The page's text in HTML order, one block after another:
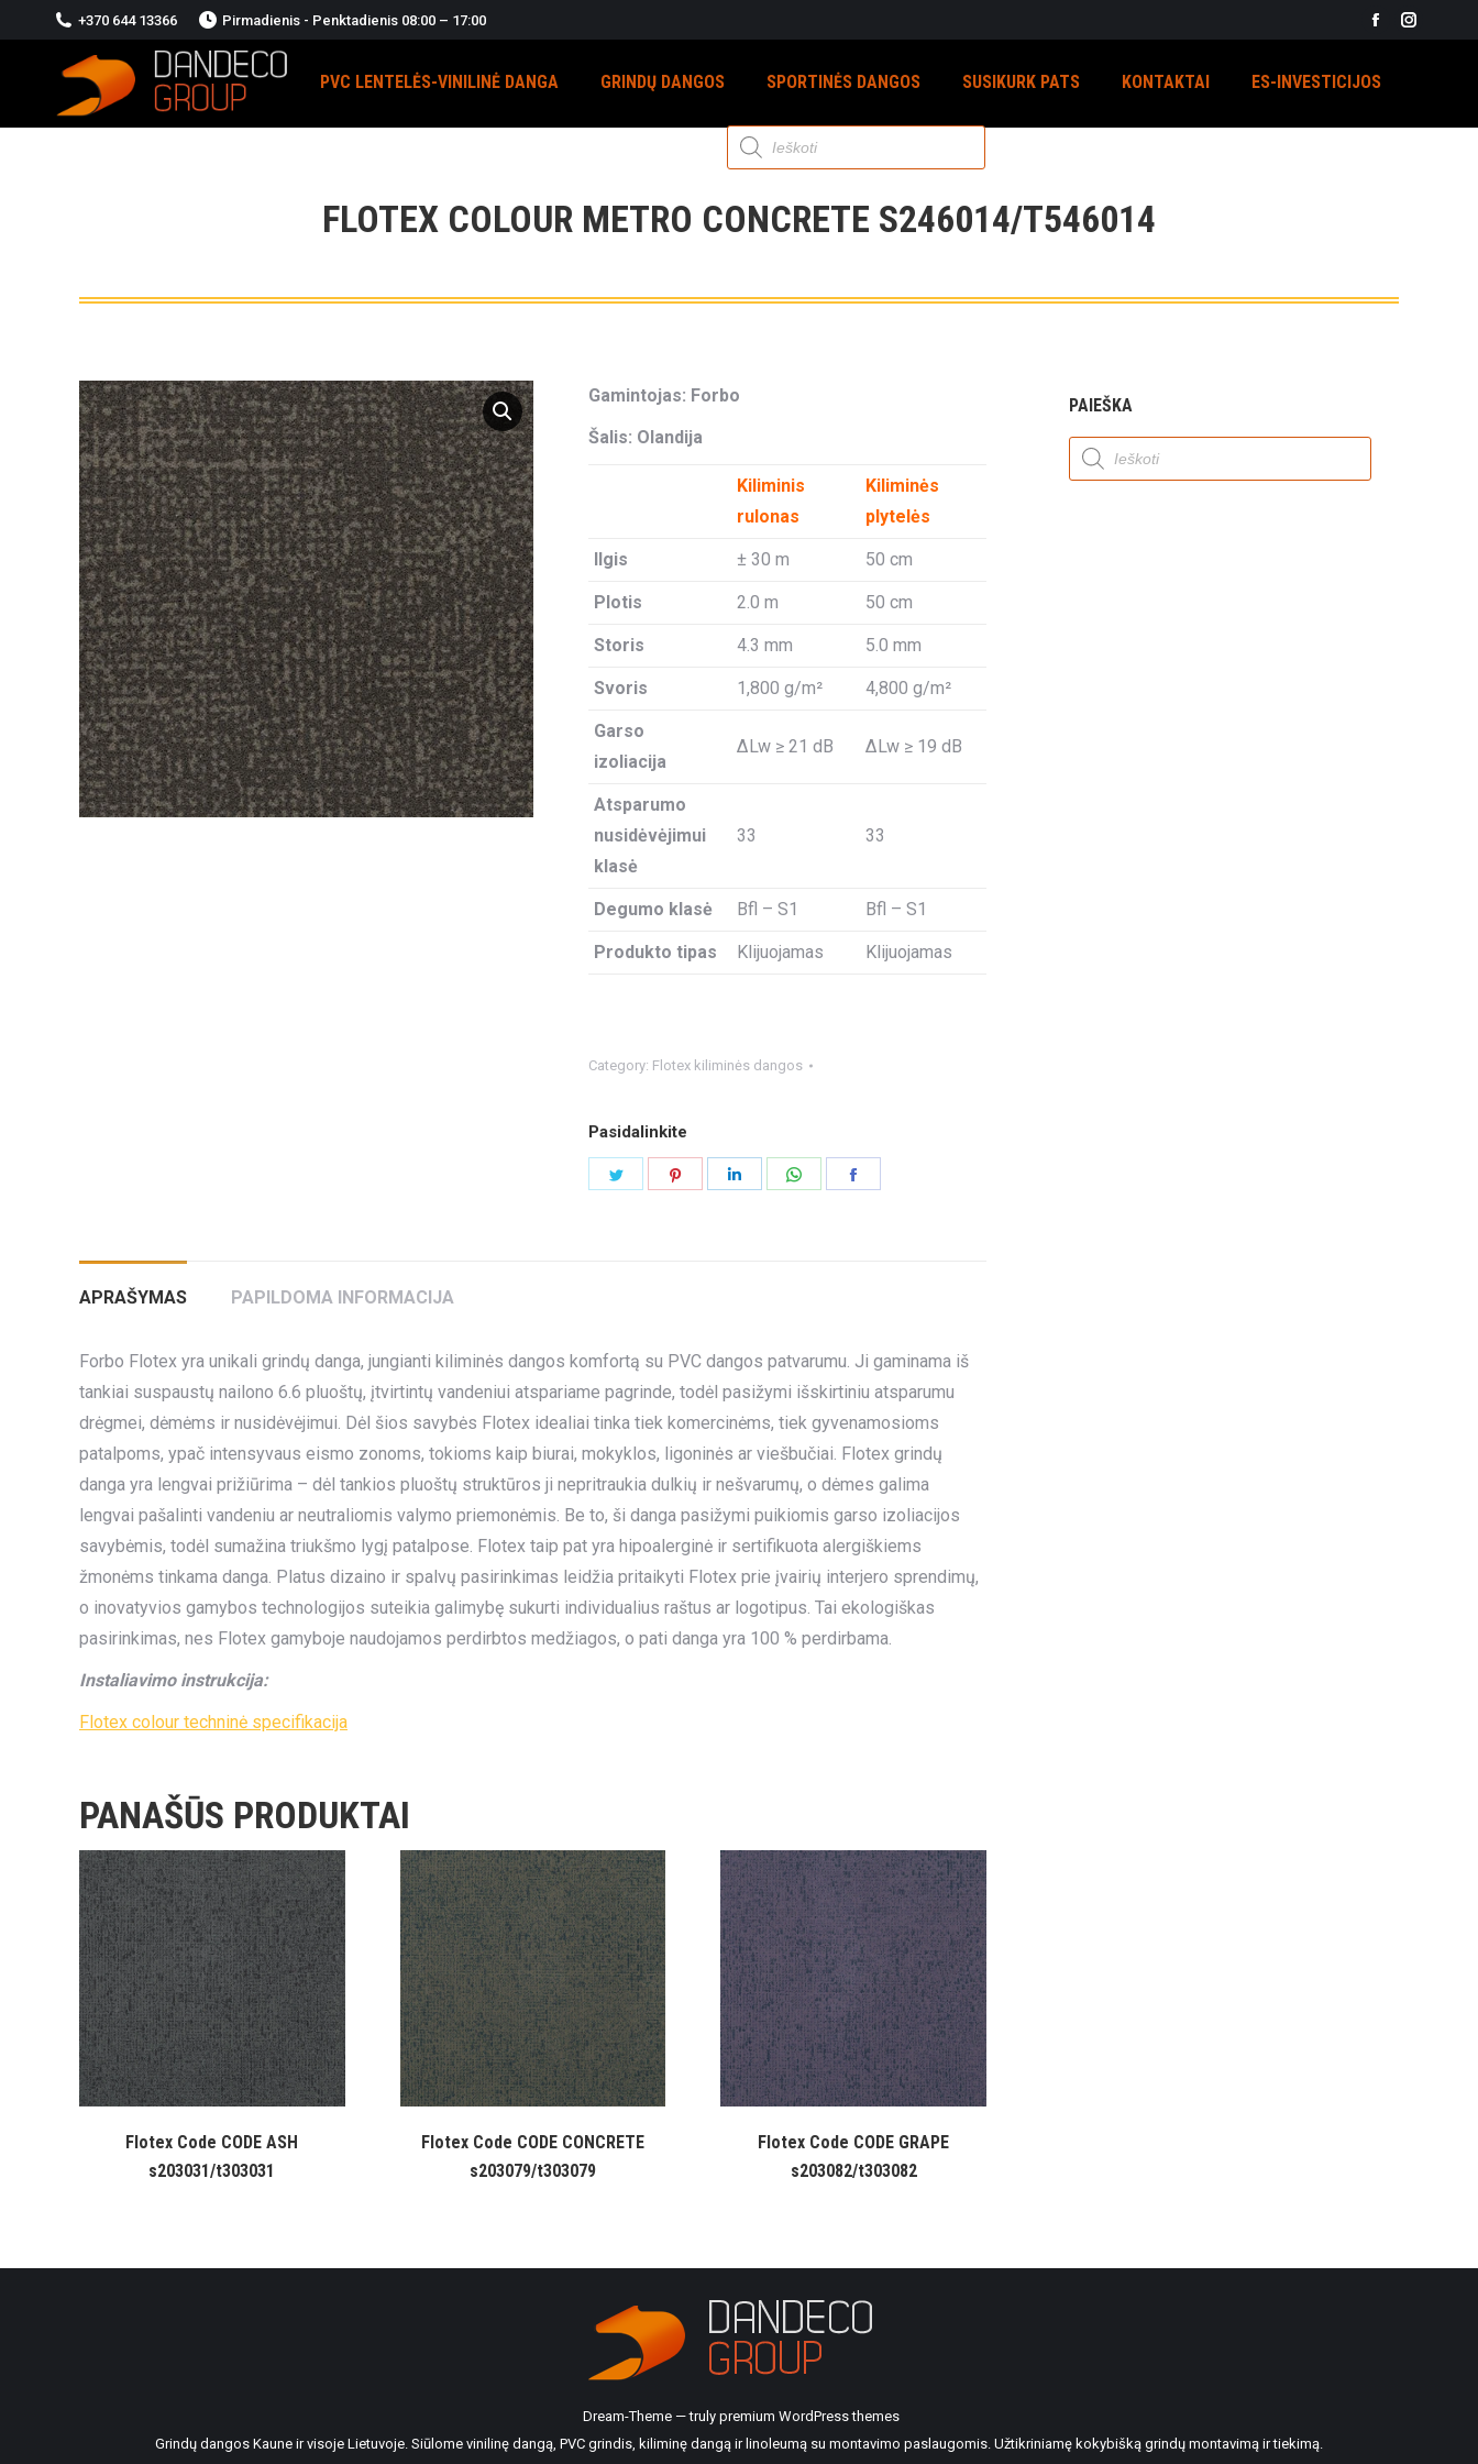
+370 644 13366 Pirmadienis - Penktadienis 08:00 – 17:00
Facebook
opens
PVC LENTELĖS-VINILINĖ DANGA GRINDŲ DANGOS SPORTINĖS DANGOS SUSIKURK PATS KONTAKTAI ES-INVESTICIJOS
Products
search
FLOTEX COLOUR METRO CONCRETE S246014/T546014
Gamintojas: Forbo
Šalis: Olandija
Kiliminis
rulonas
Kiliminės
plytelės
Ilgis ± 30 m 50 cm
Plotis 2.0 m 50 cm
Storis 4.3 mm 5.0 mm
Svoris 1,800 g/m² 4,800 g/m²
Garso
izoliacija
ΔLw ≥ 21 dB ΔLw ≥ 19 dB
Atsparumo
nusidėvėjimui
klasė
33 33
Degumo klasė Bfl – S1 Bfl – S1
Produkto tipas Klijuojamas Klijuojamas
Category: Flotex kiliminės dangos
Pasidalinkite
Share
Share
APRAŠYMAS PAPILDOMA INFORMACIJA
Forbo Flotex yra unikali grindų danga, jungianti kiliminės dangos komfortą su PVC dangos patvarumu. Ji gaminama iš
tankiai suspaustų nailono 6.6 pluoštų, įtvirtintų vandeniui atspariame pagrinde, todėl pasižymi išskirtiniu atsparumu
drėgmei, dėmėms ir nusidėvėjimui. Dėl šios savybės Flotex idealiai tinka tiek komercinėms, tiek gyvenamosioms
patalpoms, ypač intensyvaus eismo zonoms, tokioms kaip biurai, mokyklos, ligoninės ar viešbučiai. Flotex grindų
danga yra lengvai prižiūrima – dėl tankios pluoštų struktūros ji nepritraukia dulkių ir nešvarumų, o dėmes galima
lengvai pašalinti vandeniu ar neutraliomis valymo priemonėmis. Be to, ši danga pasižymi puikiomis garso izoliacijos
savybėmis, todėl sumažina triukšmo lygį patalpose. Flotex taip pat yra hipoalerginė ir sertifikuota alergiškiems
žmonėms tinkama danga. Platus dizaino ir spalvų pasirinkimas leidžia pritaikyti Flotex prie įvairių interjero sprendimų,
o inovatyvios gamybos technologijos suteikia galimybę sukurti individualius raštus ar logotipus. Tai ekologiškas
pasirinkimas, nes Flotex gamyboje naudojamos perdirbtos medžiagos, o pati danga yra 100 % perdirbama.
Instaliavimo instrukcija:
Flotex colour techninė specifikacija
PANAŠŪS PRODUKTAI
Flotex Code CODE ASH
s203031/t303031
Flotex Code CODE CONCRETE
s203079/t303079
Flotex Code CODE GRAPE
s203082/t303082
PAIEŠKA
Products
search
Dream-Theme — truly premium WordPress themes
Grindų dangos Kaune ir visoje Lietuvoje. Siūlome vinilinę dangą, PVC grindis, kiliminę dangą ir linoleumą su montavimo paslaugomis. Užtikriniamę kokybišką grindų montavimą ir tiekimą.